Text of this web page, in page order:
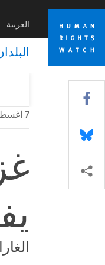
Skip
cookie
privacy
notice
Skip
main
content
العربية
7 اغسطس/آب 2025 12:00AM EDT
Share this via Facebook
Share this via Bluesky
Share this via مشاركة